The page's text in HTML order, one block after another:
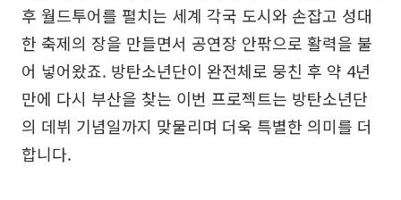
후 월드투어를 펼치는 세계 각국 도시와 손잡고 성대
한 축제의 장을 만들면서 공연장 안팎으로 활력을 불
어 넣어왔죠. 방탄소년단이 완전체로 뭉친 후 약 4년
만에 다시 부산을 찾는 이번 프로젝트는 방탄소년단
의 데뷔 기념일까지 맞물리며 더욱 특별한 의미를 더
합니다.